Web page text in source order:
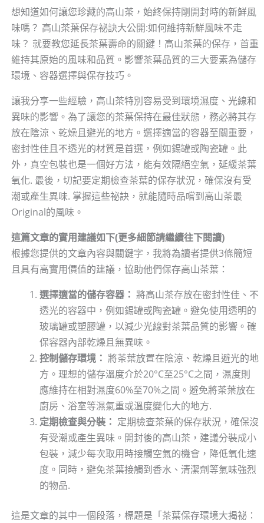
想知道如何讓您珍藏的高山茶，始終保持剛開封時的新鮮風
味嗎？ 高山茶葉保存祕訣大公開:如何維持新鮮風味不走
味？ 就要教您延長茶葉壽命的關鍵！高山茶葉的保存，首重
維持其原始的風味和品質。影響茶葉品質的三大要素為儲存
環境、容器選擇與保存技巧。
讓我分享一些經驗，高山茶特別容易受到環境濕度、光線和
異味的影響。為了讓您的茶葉保持在最佳狀態，務必將其存
放在陰涼、乾燥且避光的地方。選擇適當的容器至關重要，
密封性佳且不透光的材質是首選，例如錫罐或陶瓷罐。此
外，真空包裝也是一個好方法，能有效隔絕空氣，延緩茶葉
氧化. 最後，切記要定期檢查茶葉的保存狀況，確保沒有受
潮或產生異味. 掌握這些祕訣，就能隨時品嚐到高山茶最
Original的風味。
這篇文章的實用建議如下(更多細節請繼續往下閱讀)
根據您提供的文章內容與關鍵字，我將為讀者提供3條簡短
且具有高實用價值的建議，協助他們保存高山茶葉：
選擇適當的儲存容器： 將高山茶存放在密封性佳、不
透光的容器中，例如錫罐或陶瓷罐。避免使用透明的
玻璃罐或塑膠罐，以減少光線對茶葉品質的影響。確
保容器內部乾燥且無異味。
控制儲存環境： 將茶葉放置在陰涼、乾燥且避光的地
方。理想的儲存溫度介於20°C至25°C之間，濕度則
應維持在相對濕度60%至70%之間。避免將茶葉放在
廚房、浴室等濕氣重或溫度變化大的地方.
定期檢查與分裝： 定期檢查茶葉的保存狀況，確保沒
有受潮或產生異味。開封後的高山茶，建議分裝成小
包裝，減少每次取用時接觸空氣的機會，降低氧化速
度。同時，避免茶葉接觸到香水、清潔劑等氣味強烈
的物品.
這是文章的其中一個段落，標題是「茶葉保存環境大揭祕：